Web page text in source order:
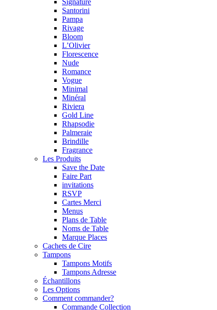
Signature
Santorini
Pampa
Rivage
Bloom
L’Olivier
Florescence
Nude
Romance
Vogue
Minimal
Minéral
Riviera
Gold Line
Rhapsodie
Palmeraie
Brindille
Fragrance
Les Produits
Save the Date
Faire Part
invitations
RSVP
Cartes Merci
Menus
Plans de Table
Noms de Table
Marque Places
Cachets de Cire
Tampons
Tampons Motifs
Tampons Adresse
Échantillons
Les Options
Comment commander?
Commande Collection